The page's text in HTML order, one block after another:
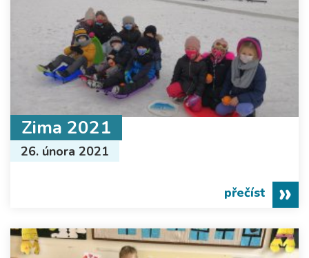
Zima 2021
26. února 2021
přečíst